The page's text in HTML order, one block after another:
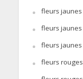
fleurs jaunes
fleurs jaunes
fleurs jaunes
fleurs rouges